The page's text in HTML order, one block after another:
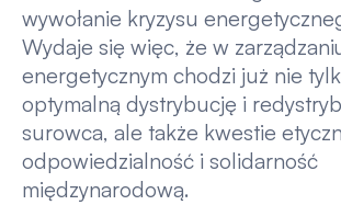
wywołanie kryzysu
Wydaje się więc, że w
energetycznym chodzi już nie
optymalną dystrybucję i
surowca, ale także kwestie
odpowiedzialność i solidarność
międzynarodową.